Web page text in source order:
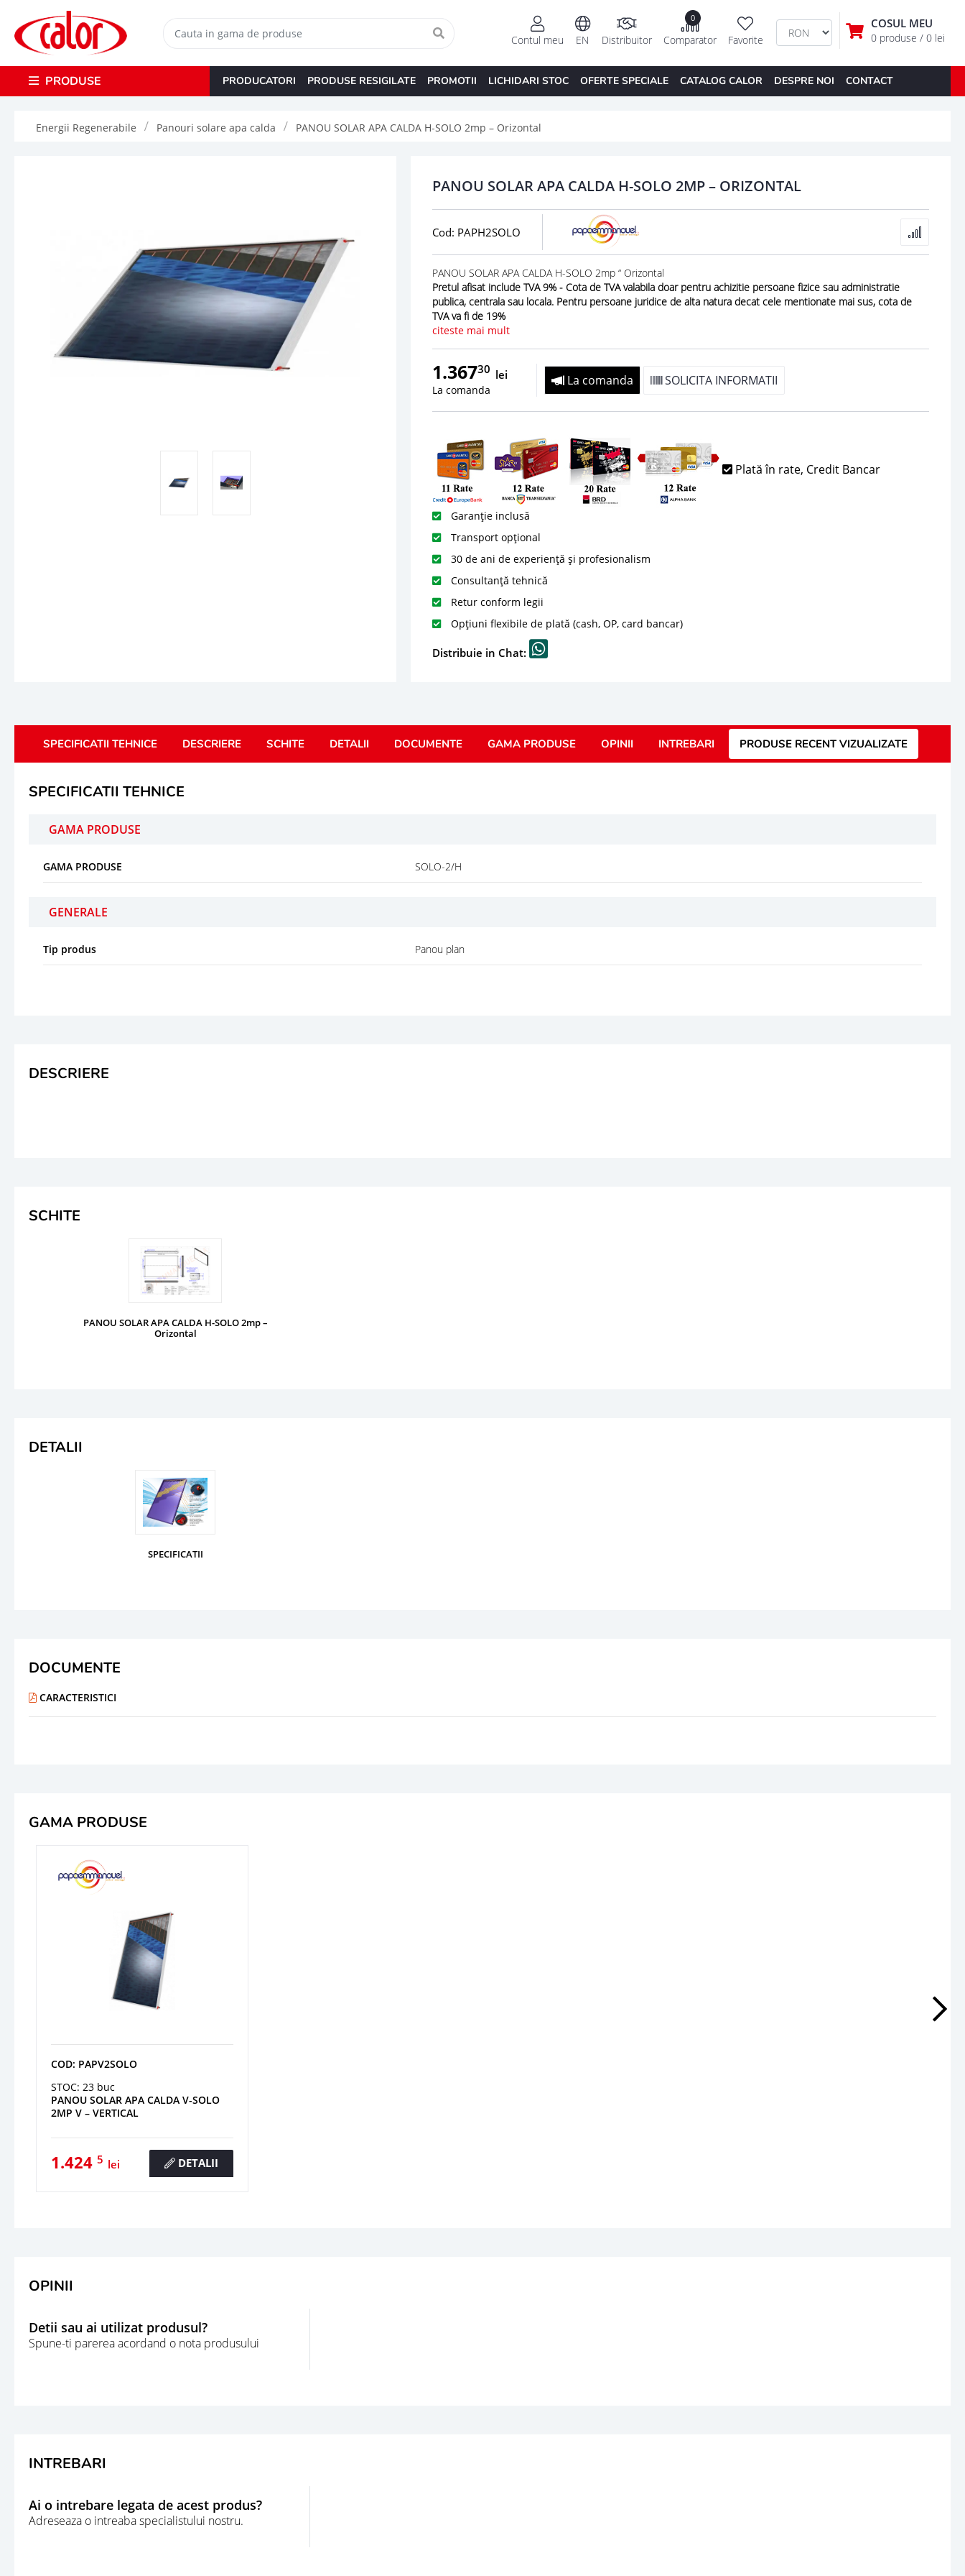
COSUL MEU
0 produse / 0 lei
Favorite
0
Comparator
Distribuitor
EN
Contul meu
PRODUSE PRODUCATORI PRODUSE RESIGILATE PROMOTII LICHIDARI STOC OFERTE SPECIALE CATALOG CALOR DESPRE NOI CONTACT
Energii Regenerabile Panouri solare apa calda PANOU SOLAR APA CALDA H-SOLO 2mp – Orizontal
PANOU SOLAR APA CALDA H-SOLO 2MP – ORIZONTAL
Cod: PAPH2SOLO
PANOU SOLAR APA CALDA H-SOLO 2mp “ Orizontal
Pretul afisat include TVA 9% - Cota de TVA valabila doar pentru achizitie persoane fizice sau administratie
publica, centrala sau locala. Pentru persoane juridice de alta natura decat cele mentionate mai sus, cota de
TVA va fi de 19%
citeste mai mult
1.36730 lei
La comanda
La comanda SOLICITA INFORMATII
Plată în rate, Credit Bancar
Garanție inclusă
Transport opțional
30 de ani de experiență și profesionalism
Consultanță tehnică
Retur conform legii
Opțiuni flexibile de plată (cash, OP, card bancar)
Distribuie in Chat:
SPECIFICATII TEHNICE DESCRIERE SCHITE DETALII DOCUMENTE GAMA PRODUSE OPINII INTREBARI PRODUSE RECENT VIZUALIZATE
SPECIFICATII TEHNICE
GAMA PRODUSE
GAMA PRODUSE SOLO-2/H
GENERALE
Tip produs Panou plan
DESCRIERE
SCHITE
PANOU SOLAR APA CALDA H-SOLO 2mp –
Orizontal
DETALII
SPECIFICATII
DOCUMENTE
CARACTERISTICI
GAMA PRODUSE
COD: PAPV2SOLO
STOC: 23 buc
PANOU SOLAR APA CALDA V-SOLO
2MP V – VERTICAL
1.424 5 lei DETALII
OPINII
Detii sau ai utilizat produsul?
Spune-ti parerea acordand o nota produsului
INTREBARI
Ai o intrebare legata de acest produs?
Adreseaza o intreaba specialistului nostru.